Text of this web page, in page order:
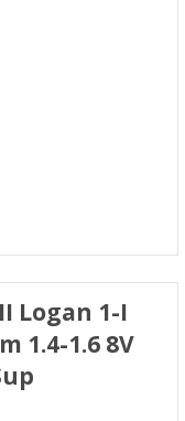
Logan 1-I
1.4-1.6 8V